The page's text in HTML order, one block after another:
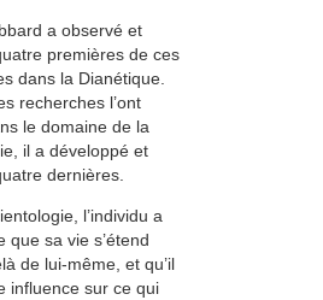
a observé et
premières de ces
dans la Dianétique.
recherches l’ont
le domaine de la
il a développé et
dernières.
l’individu a
que sa vie s’étend
de lui-même, et qu’il
influence sur ce qui